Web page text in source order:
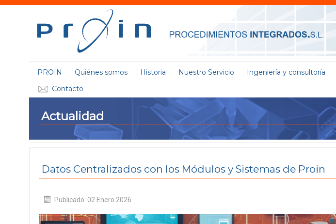
PROIN Quiénes somos Historia Nuestro Servicio Ingeniería y consultoría
Contacto
Actualidad
Datos Centralizados con los Módulos y Sistemas de Proin
Publicado: 02 Enero 2026